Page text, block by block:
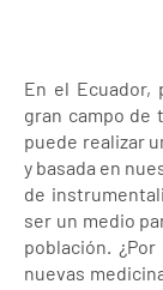
En el Ecuador,
gran campo de
puede realizar
y basada en
de
ser un medio
población.
nuevas